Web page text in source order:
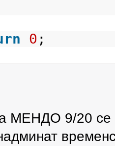
0 ;
МЕНДО 9/20 се